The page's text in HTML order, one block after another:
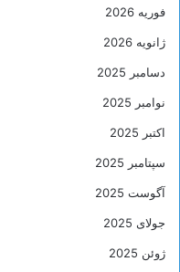
فوریه 2026
ژانویه 2026
دسامبر 2025
نوامبر 2025
اکتبر 2025
سپتامبر 2025
آگوست 2025
جولای 2025
ژوئن 2025